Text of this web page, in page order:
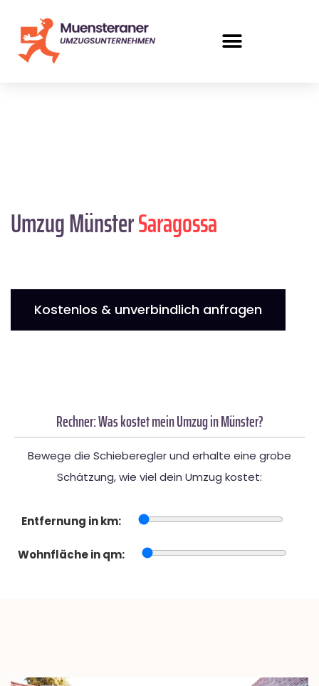
Umzug MünsterSaragossa
Kostenlos & unverbindlich anfragen
Rechner: Was kostet mein Umzug in Münster?
Bewege die Schieberegler und erhalte eine grobe
Schätzung, wie viel dein Umzug kostet:
Entfernung in km:
Wohnfläche in qm: